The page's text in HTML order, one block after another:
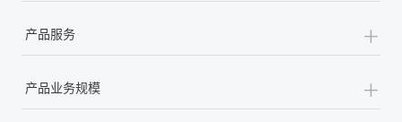
产品服务 +
产品业务规模 +